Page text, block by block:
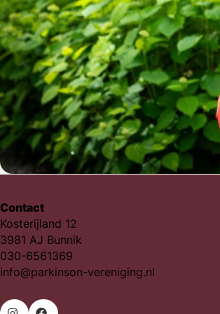
Contact
Kosterijland 12
3981 AJ Bunnik
030-6561369
info@parkinson-vereniging.nl